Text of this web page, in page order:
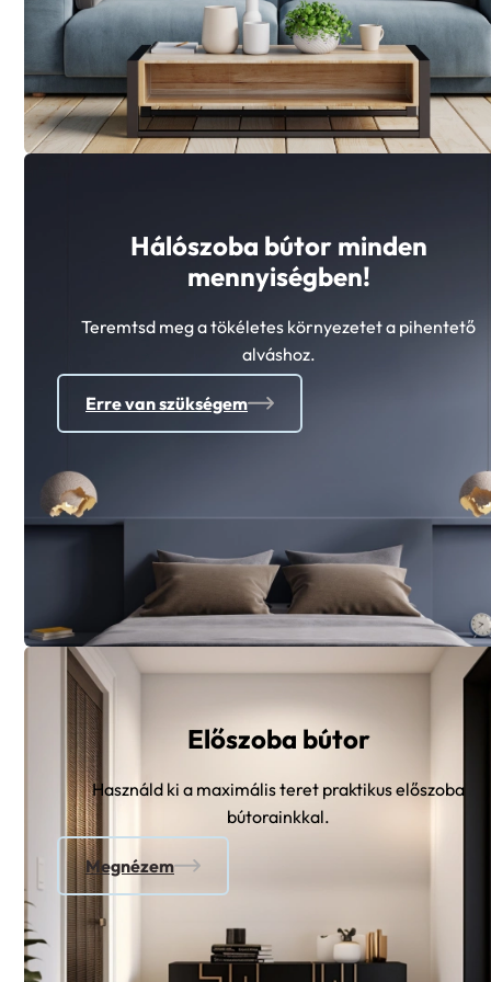
mennyiségben!
Teremtsd meg a tökéletes környezetet a pihentető
alváshoz.
Erre van szükségem
Előszoba bútor
Használd ki a maximális teret praktikus előszoba
bútorainkkal.
Megnézem